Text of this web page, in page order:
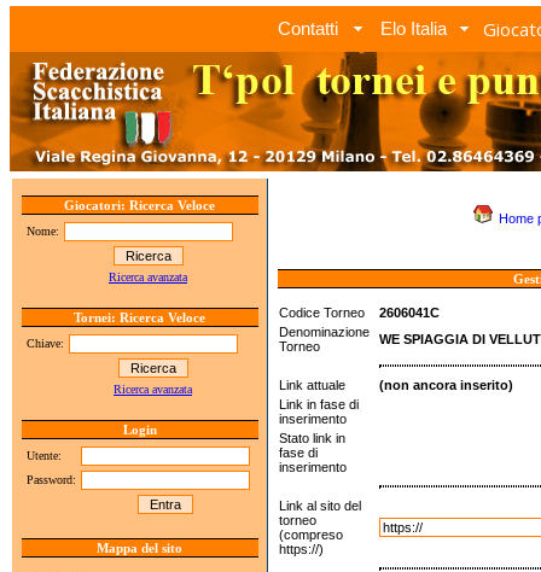
Contatti Elo Italia
Giocatori: Ricerca Veloce
Nome:
Ricerca avanzata
Tornei: Ricerca Veloce
Chiave:
Ricerca avanzata
Login
Utente:
Password:
Mappa del sito
Home
Codice Torneo
2606041C
Denominazione
Torneo
WE SPIAGGIA DI
Link attuale
(non ancora inserito)
Link in fase di
inserimento
Stato link in
fase di
inserimento
Link al sito del
torneo
(compreso
https://)